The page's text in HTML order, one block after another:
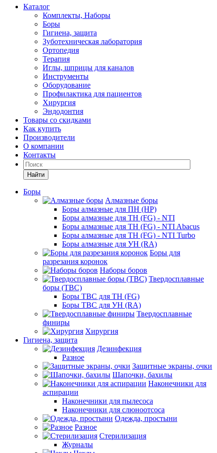
Каталог
Комплекты, Наборы
Боры
Гигиена, защита
Зуботехническая лаборатория
Ортопедия
Терапия
Иглы, шприцы для каналов
Инструменты
Оборудование
Профилактика для пациентов
Хирургия
Эндодонтия
Товары со скидками
Как купить
Производители
О компании
Контакты
Найти
Боры
Алмазные боры
Боры алмазные для ПН (HP)
Боры алмазные для ТН (FG) - NTI
Боры алмазные для ТН (FG) - NTI Abacus
Боры алмазные для ТН (FG) - NTI Turbo
Боры алмазные для УН (RA)
Боры для
разрезания коронок
Наборы боров
Твердосплавные
боры (ТВС)
Боры ТВС для ТН (FG)
Боры ТВС для УН (RA)
Твердосплавные
финиры
Хирургия
Гигиена, защита
Дезинфекция
Разное
Защитные экраны, очки
Шапочки, бахилы
Наконечники для
аспирации
Наконечники для пылесоса
Наконечники для слюноотсоса
Одежда, простыни
Разное
Стерилизация
Журналы